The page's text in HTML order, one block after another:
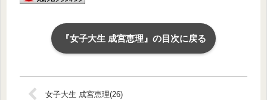
『女子大生 成宮恵理』の目次に戻る
女子大生 成宮恵理(26)